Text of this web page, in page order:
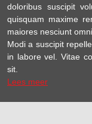
doloribus suscipit
quisquam maxime
maiores nesciunt
Modi a suscipit
in labore vel. Vitae
sit.
Lees meer